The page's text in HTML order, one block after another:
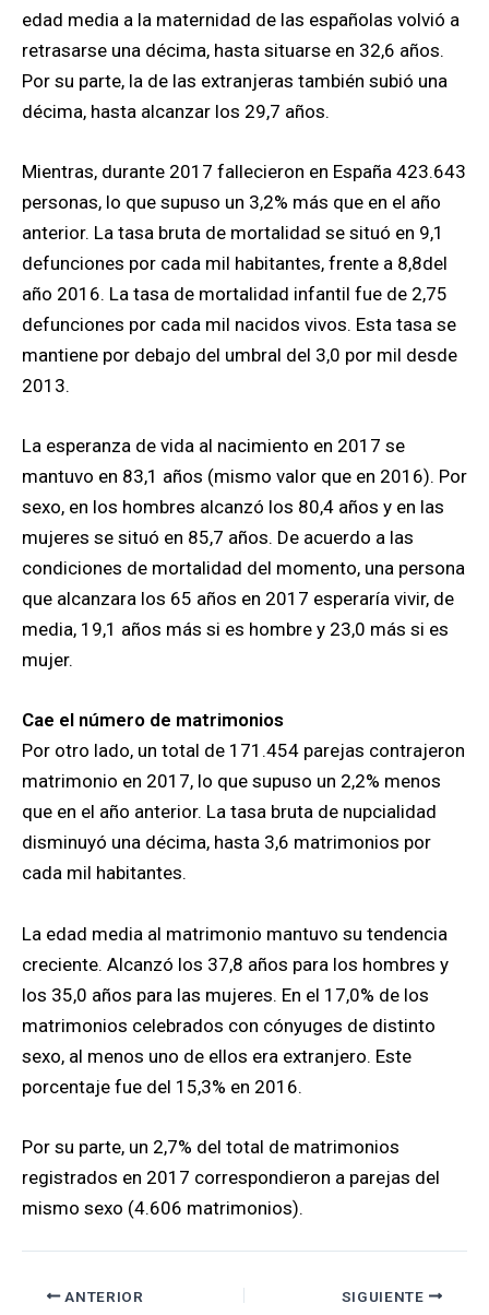
edad media a la maternidad de las españolas volvió a
retrasarse una décima, hasta situarse en 32,6 años.
Por su parte, la de las extranjeras también subió una
décima, hasta alcanzar los 29,7 años.
Mientras, durante 2017 fallecieron en España 423.643
personas, lo que supuso un 3,2% más que en el año
anterior. La tasa bruta de mortalidad se situó en 9,1
defunciones por cada mil habitantes, frente a 8,8del
año 2016. La tasa de mortalidad infantil fue de 2,75
defunciones por cada mil nacidos vivos. Esta tasa se
mantiene por debajo del umbral del 3,0 por mil desde
2013.
La esperanza de vida al nacimiento en 2017 se
mantuvo en 83,1 años (mismo valor que en 2016). Por
sexo, en los hombres alcanzó los 80,4 años y en las
mujeres se situó en 85,7 años. De acuerdo a las
condiciones de mortalidad del momento, una persona
que alcanzara los 65 años en 2017 esperaría vivir, de
media, 19,1 años más si es hombre y 23,0 más si es
mujer.
Cae el número de matrimonios
Por otro lado, un total de 171.454 parejas contrajeron
matrimonio en 2017, lo que supuso un 2,2% menos
que en el año anterior. La tasa bruta de nupcialidad
disminuyó una décima, hasta 3,6 matrimonios por
cada mil habitantes.
La edad media al matrimonio mantuvo su tendencia
creciente. Alcanzó los 37,8 años para los hombres y
los 35,0 años para las mujeres. En el 17,0% de los
matrimonios celebrados con cónyuges de distinto
sexo, al menos uno de ellos era extranjero. Este
porcentaje fue del 15,3% en 2016.
Por su parte, un 2,7% del total de matrimonios
registrados en 2017 correspondieron a parejas del
mismo sexo (4.606 matrimonios).
ANTERIOR SIGUIENTE